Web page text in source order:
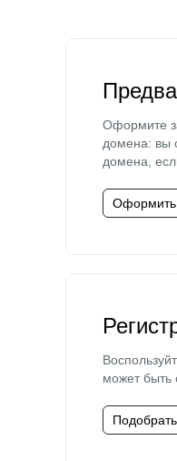
Оформите
домена: вы
домена,
Оформить
может быть